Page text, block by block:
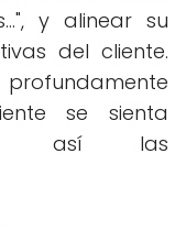
y alinear su
del cliente.
se sienta
así las